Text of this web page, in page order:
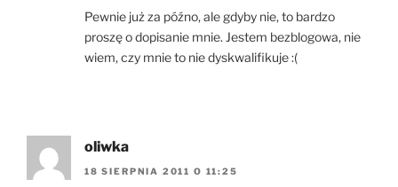
Pewnie już za późno, ale gdyby nie, to bardzo
proszę o dopisanie mnie. Jestem bezblogowa, nie
wiem, czy mnie to nie dyskwalifikuje :(
oliwka
18 SIERPNIA 2011 O 11:25